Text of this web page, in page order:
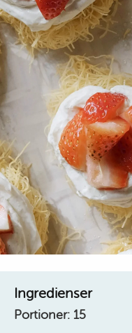
Ingredienser
Portioner: 15